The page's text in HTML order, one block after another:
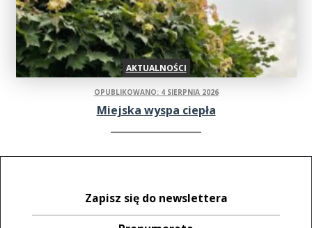
AKTUALNOŚCI
OPUBLIKOWANO: 4 SIERPNIA 2026
Miejska wyspa ciepła
Zapisz się do newslettera